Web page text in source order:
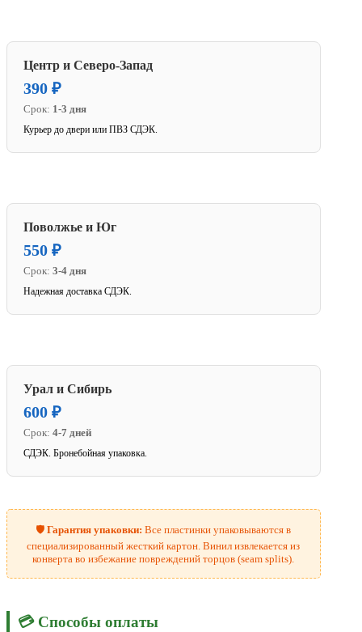
Центр и Северо-Запад
390 ₽
Срок: 1-3 дня
Курьер до двери или ПВЗ СДЭК.
Поволжье и Юг
550 ₽
Срок: 3-4 дня
Надежная доставка СДЭК.
Урал и Сибирь
600 ₽
Срок: 4-7 дней
СДЭК. Бронебойная упаковка.
🛡️Гарантия упаковки: Все пластинки упаковываются в
специализированный жесткий картон. Винил извлекается из
конверта во избежание повреждений торцов (seam splits).
💳 Способы оплаты